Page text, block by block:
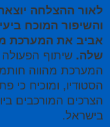
לאור ההצלחה
והשיפור המוכח
אביב את המערכת
שלה. שיתוף הפעולה
המערכת מהווה
הצרכים המורכבים
בישראל.